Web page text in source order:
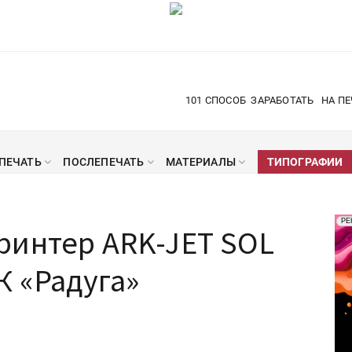
101 СПОСОБ ЗАРАБОТАТЬ НА
ПЕЧАТЬ ПОСЛЕПЕЧАТЬ МАТЕРИАЛЫ ТИПОГРАФИИ
ARK-JET SOL